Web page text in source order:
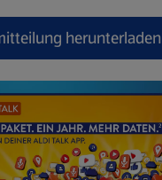
herunterladen